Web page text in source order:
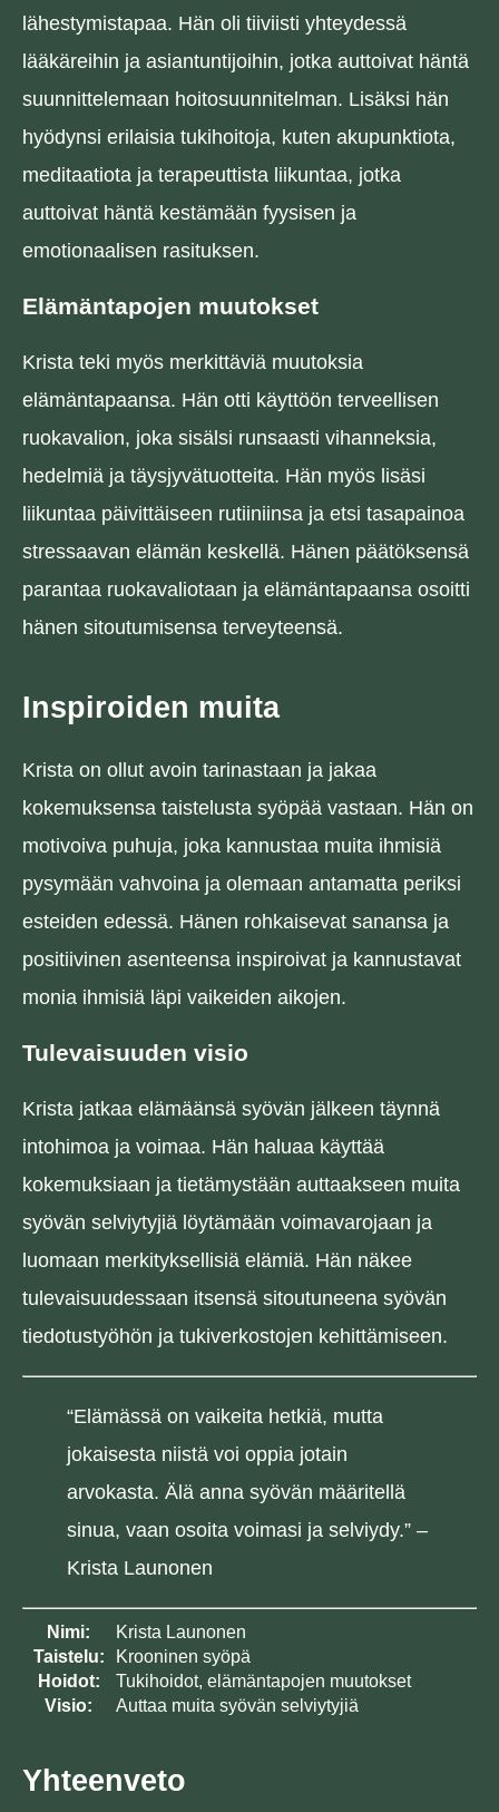
lähestymistapaa. Hän oli tiiviisti yhteydessä
lääkäreihin ja asiantuntijoihin, jotka auttoivat häntä
suunnittelemaan hoitosuunnitelman. Lisäksi hän
hyödynsi erilaisia ​​tukihoitoja, kuten akupunktiota,
meditaatiota ja terapeuttista liikuntaa, jotka
auttoivat häntä kestämään fyysisen ja
emotionaalisen rasituksen.
Elämäntapojen muutokset
Krista teki myös merkittäviä muutoksia
elämäntapaansa. Hän otti käyttöön terveellisen
ruokavalion, joka sisälsi runsaasti vihanneksia,
hedelmiä ja täysjyvätuotteita. Hän myös lisäsi
liikuntaa päivittäiseen rutiiniinsa ja etsi tasapainoa
stressaavan elämän keskellä. Hänen päätöksensä
parantaa ruokavaliotaan ja elämäntapaansa osoitti
hänen sitoutumisensa terveyteensä.
Inspiroiden muita
Krista on ollut avoin tarinastaan ​​ja jakaa
kokemuksensa taistelusta syöpää vastaan. Hän on
motivoiva puhuja, joka kannustaa muita ihmisiä
pysymään vahvoina ja olemaan antamatta periksi
esteiden edessä. Hänen rohkaisevat sanansa ja
positiivinen asenteensa inspiroivat ja kannustavat
monia ihmisiä läpi vaikeiden aikojen.
Tulevaisuuden visio
Krista jatkaa elämäänsä syövän jälkeen täynnä
intohimoa ja voimaa. Hän haluaa käyttää
kokemuksiaan ja tietämystään auttaakseen muita
syövän selviytyjiä löytämään voimavarojaan ja
luomaan merkityksellisiä elämiä. Hän näkee
tulevaisuudessaan itsensä sitoutuneena syövän
tiedotustyöhön ja tukiverkostojen kehittämiseen.
“Elämässä on vaikeita hetkiä, mutta
jokaisesta niistä voi oppia jotain
arvokasta. Älä anna syövän määritellä
sinua, vaan osoita voimasi ja selviydy.” –
Krista Launonen
Nimi:
Krista Launonen
Taistelu:
Krooninen syöpä
Hoidot:
Tukihoidot, elämäntapojen muutokset
Visio:
Auttaa muita syövän selviytyjiä
Yhteenveto